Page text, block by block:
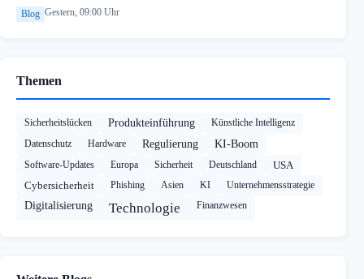
Blog Gestern, 09:00 Uhr
Themen
Sicherheitslücken Produkteinführung
Künstliche Intelligenz
Datenschutz
Hardware Regulierung KI-Boom
Software-Updates Europa Sicherheit Deutschland
USA
Cybersicherheit
Phishing Asien KI Unternehmensstrategie
Digitalisierung Technologie Finanzwesen